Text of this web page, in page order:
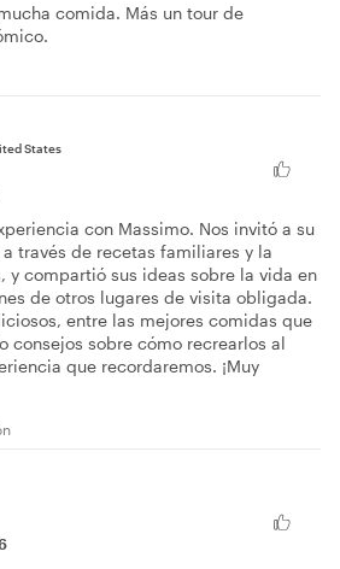
comida. Más un tour de
States
con Massimo. Nos invitó a su
través de recetas familiares y la
y compartió sus ideas sobre la vida en
de otros lugares de visita obligada.
entre las mejores comidas que
consejos sobre cómo recrearlos al
que recordaremos. ¡Muy